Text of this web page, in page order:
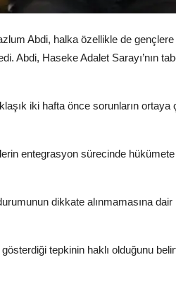
Abdi, halka özellikle de gençlere
Abdi, Haseke Adalet Sarayı’nın
iki hafta önce sorunların ortaya
entegrasyon sürecinde
dikkate alınmamasına
tepkinin haklı olduğunu